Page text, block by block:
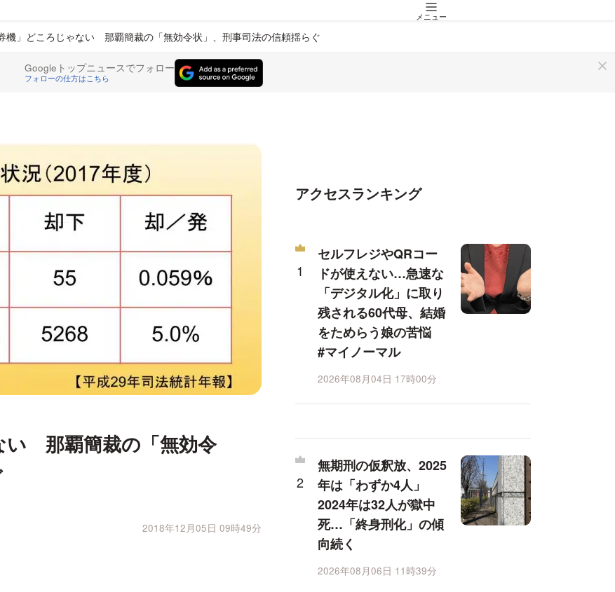
メニュー
機」どころじゃない 那覇簡裁の「無効令状」、刑事司法の信頼揺らぐ
Googleトップニュースでフォロー
フォローの仕方はこちら
い 那覇簡裁の「無効令
2018年12月05日 09時49分
アクセスランキング
セルフレジやQRコー
ドが使えない…急速な
「デジタル化」に取り
残される60代母、結婚
をためらう娘の苦悩
#マイノーマル
2026年08月04日 17時00分
無期刑の仮釈放、2025
年は「わずか4人」
2024年は32人が獄中
死…「終身刑化」の傾
向続く
2026年08月06日 11時39分